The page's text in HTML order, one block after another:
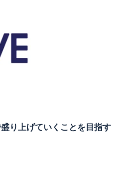
り上げていくことを目指す